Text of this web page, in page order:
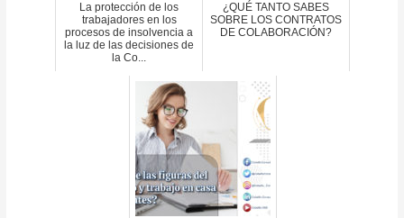
La protección de los
trabajadores en los
procesos de insolvencia a
la luz de las decisiones de
la Co...
¿QUÉ TANTO SABES
SOBRE LOS CONTRATOS
DE COLABORACIÓN?